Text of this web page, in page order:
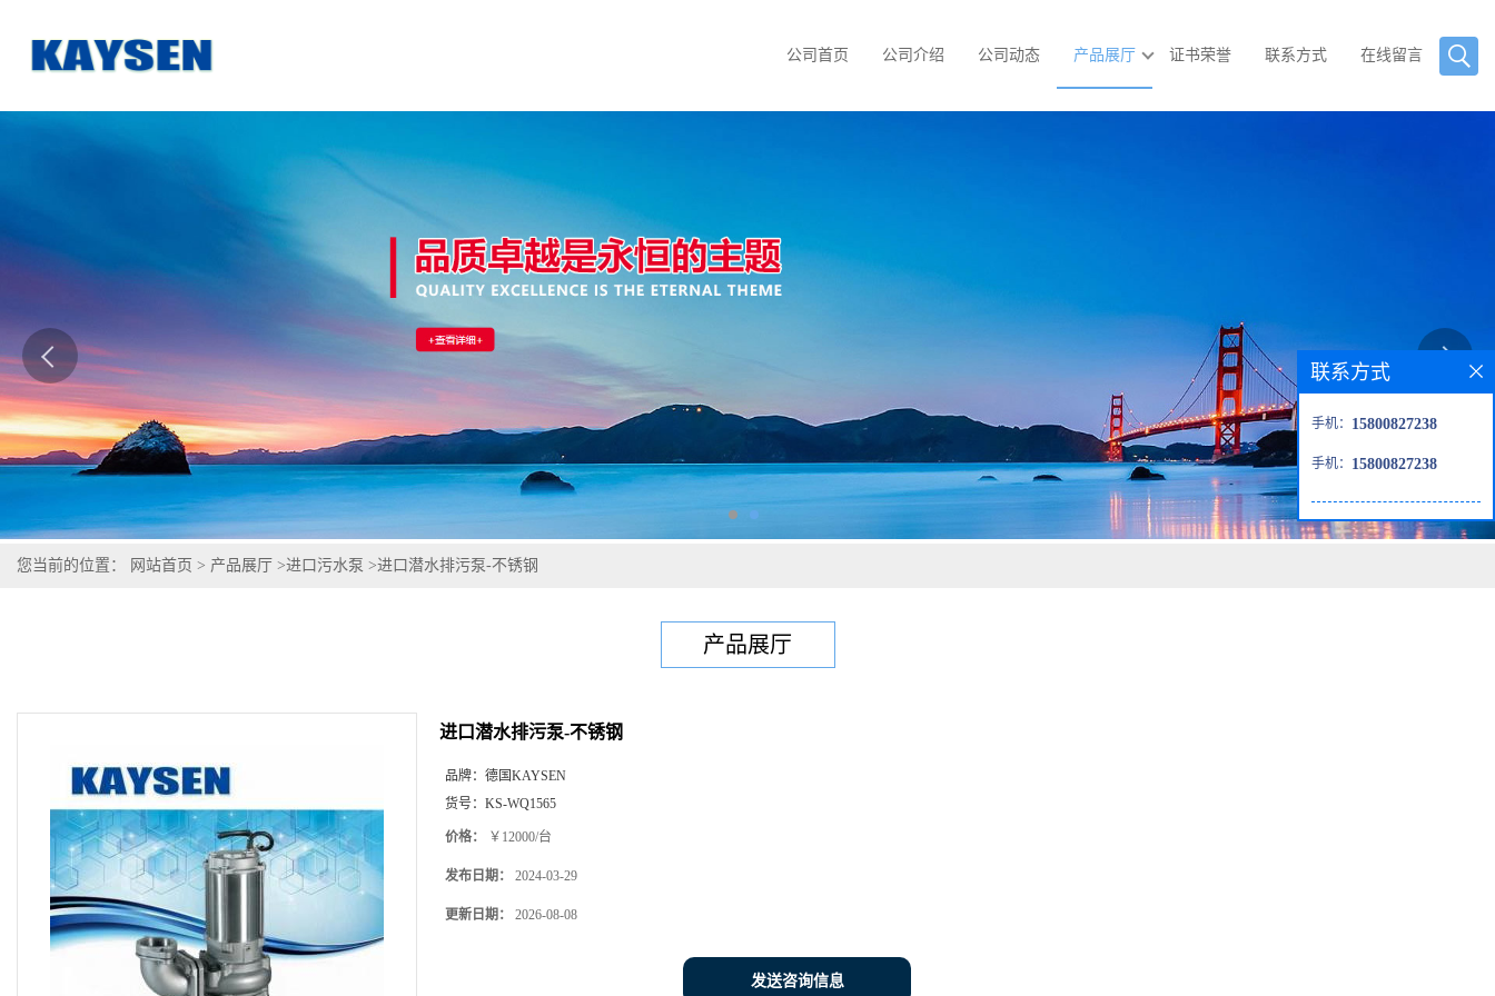
公司首页 公司介绍 公司动态 产品展厅 证书荣誉 联系方式 在线留言
您当前的位置： 网站首页 > 产品展厅 >进口污水泵 >进口潜水排污泵-不锈钢
产品展厅
进口潜水排污泵-不锈钢
品牌： 德国KAYSEN
货号： KS-WQ1565
价格： ￥12000/台
发布日期： 2024-03-29
更新日期： 2026-08-08
发送咨询信息
联系方式
手机： 15800827238
手机： 15800827238